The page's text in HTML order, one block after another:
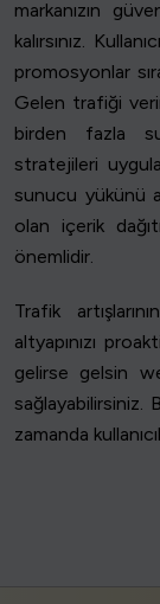
markanızın
kalırsınız.
promosyonlar
Gelen trafiği
birden fazla
stratejileri
sunucu yükünü
olan içerik
önemlidir.
Trafik
altyapınızı
gelirse gelsin
sağlayabilirsiniz.
zamanda